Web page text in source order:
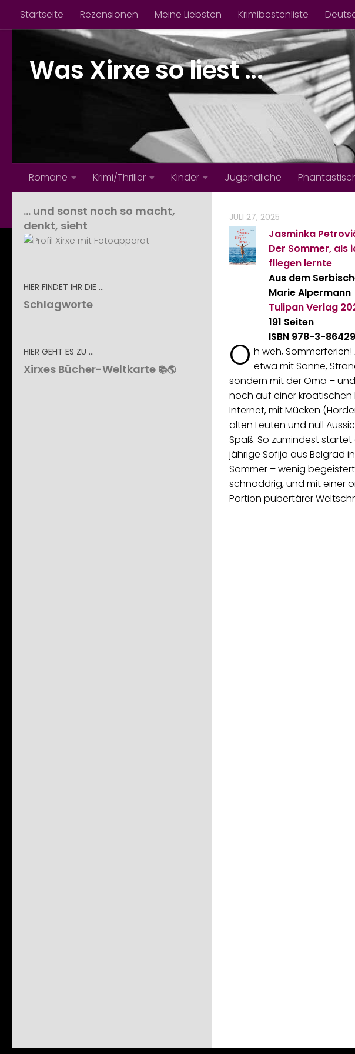
Zum Inhalt springen
Startseite Rezensionen Meine Liebsten Krimibestenliste
Was Xirxe so liest ...
Romane Krimi/Thriller Kinder Jugendliche
JULI 27, 2025
Jasminka
Der Sommer, als
fliegen lernte
Aus dem
Marie Alpermann
Tulipan Verlag
191 Seiten
ISBN 978-3-
O h weh,
etwa mit Sonne,
sondern mit der Oma –
noch auf einer kroatischen
Internet, mit Mücken
alten Leuten und null
Spaß. So zumindest startet
jährige Sofija aus Belgrad
Sommer – wenig
schnoddrig, und mit einer
Portion pubertärer
… und sonst noch so macht,
denkt, sieht
HIER FINDET IHR DIE …
Schlagworte
HIER GEHT ES ZU …
Xirxes Bücher-Weltkarte 📚🌎